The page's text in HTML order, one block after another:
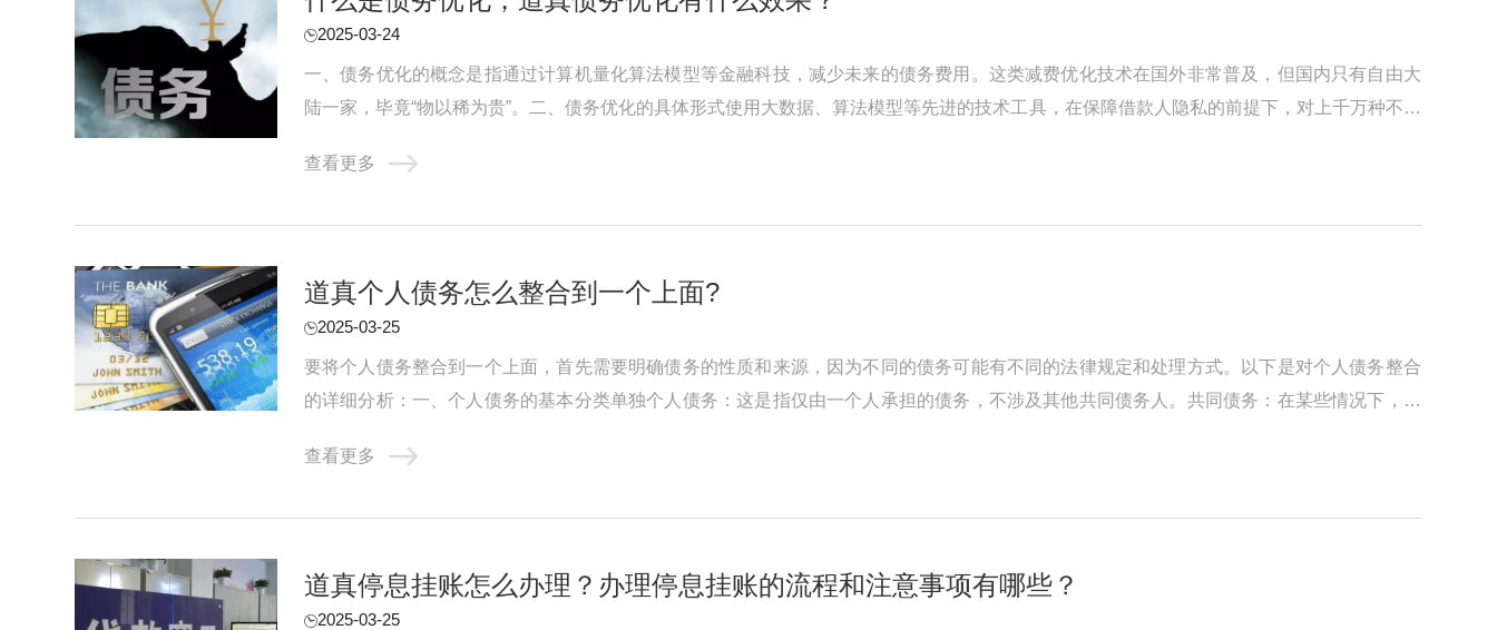
2025-03-24
一、债务优化的概念是指通过计算机量化算法模型等金融科技，减少未来的债务费用。这类减费优化技术在国外非常普及，但国内只有自由大
陆一家，毕竟“物以稀为贵”。二、债务优化的具体形式使用大数据、算法模型等先进的技术工具，在保障借款人隐私的前提下，对上千万种不同
查看更多
‌道真个人债务怎么整合到一个上面?
2025-03-25
要将个人债务整合到一个上面，首先需要明确债务的性质和来源，因为不同的债务可能有不同的法律规定和处理方式。以下是对个人债务整合
的详细分析：一、个人债务的基本分类单独个人债务：这是指仅由一个人承担的债务，不涉及其他共同债务人。共同债务：在某些情况下，个
查看更多
道真停息挂账怎么办理？办理停息挂账的流程和注意事项有哪些？
2025-03-25